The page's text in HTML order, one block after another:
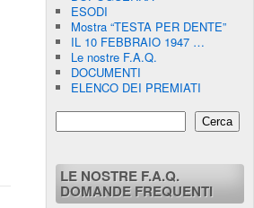
ESODI
Mostra “TESTA PER DENTE”
IL 10 FEBBRAIO 1947 …
Le nostre F.A.Q.
DOCUMENTI
ELENCO DEI PREMIATI
Cerca
LE NOSTRE F.A.Q.
DOMANDE FREQUENTI